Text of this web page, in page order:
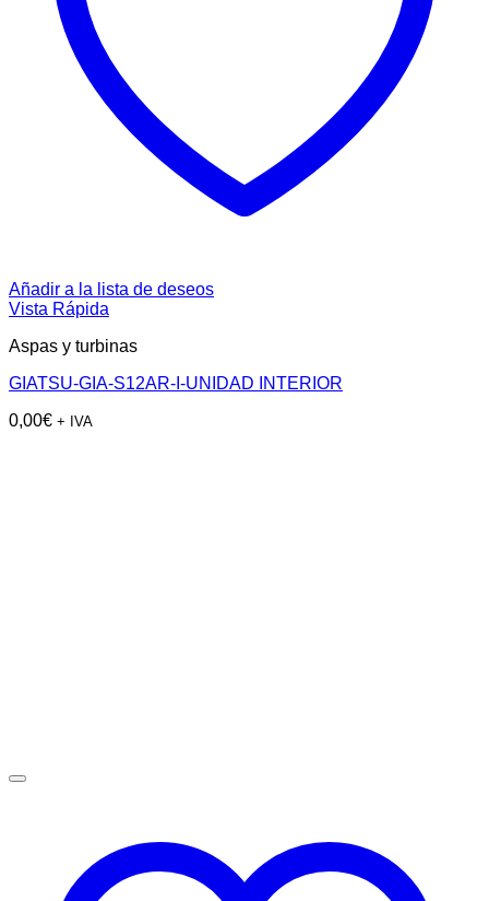
Añadir a la lista de deseos
Vista Rápida
Aspas y turbinas
GIATSU-GIA-S12AR-I-UNIDAD INTERIOR
0,00€ + IVA